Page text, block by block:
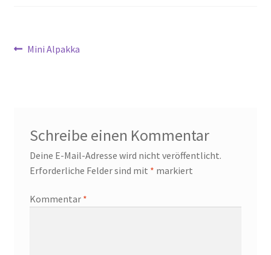
Beitragsnavigation
Vorheriger
Mini Alpakka
Schreibe einen Kommentar
Deine E-Mail-Adresse wird nicht veröffentlicht.
Erforderliche Felder sind mit * markiert
Kommentar *